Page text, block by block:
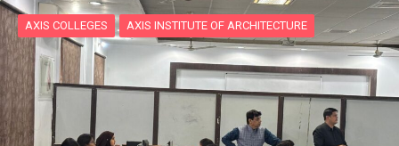
AXIS COLLEGES AXIS INSTITUTE OF ARCHITECTURE